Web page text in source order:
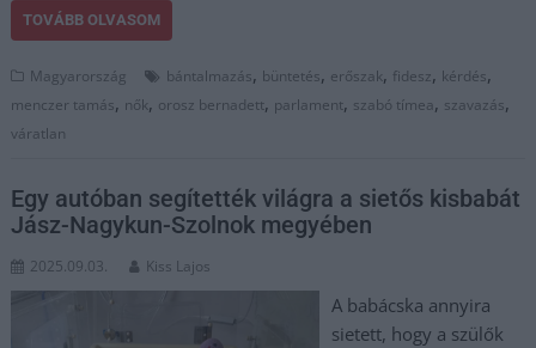
TOVÁBB OLVASOM
Magyarország bántalmazás, büntetés, erőszak, fidesz, kérdés,
menczer tamás, nők, orosz bernadett, parlament, szabó tímea, szavazás,
váratlan
Egy autóban segítették világra a sietős kisbabát
Jász-Nagykun-Szolnok megyében
2025.09.03. Kiss Lajos
A babácska annyira
sietett, hogy a szülők